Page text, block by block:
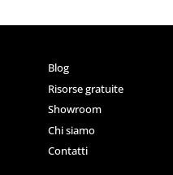
Blog
Risorse gratuite
Showroom
Chi siamo
Contatti